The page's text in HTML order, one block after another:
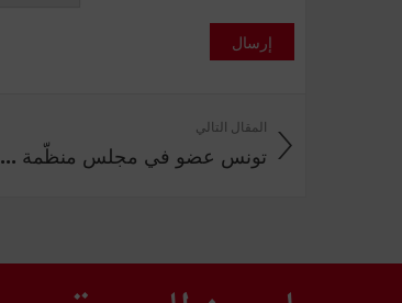
إرسال
المقال التالي
تونس عضو في مجلس منظّمة ...